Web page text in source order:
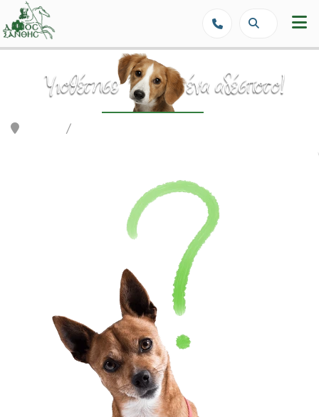
Δήμος Ξάνθης - Επίσημη